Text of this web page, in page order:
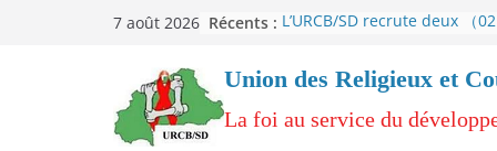
7 août 2026 Récents : L’URCB/SD recrute deux （02
pour le projet RRM-EEI
Avis de résultats au
d’un （01） Animateur.
AVIS DE RÉSULTATS AU
Union des Religieux et
La foi au service du